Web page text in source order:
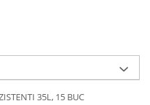
35L, 15 BUC